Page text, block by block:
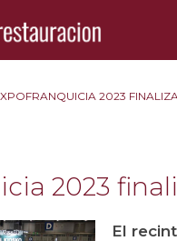
2023
2023
El